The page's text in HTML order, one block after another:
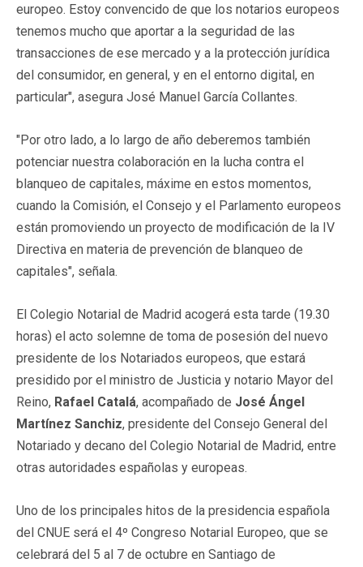
europeo. Estoy convencido de que los notarios europeos
tenemos mucho que aportar a la seguridad de las
transacciones de ese mercado y a la protección jurídica
del consumidor, en general, y en el entorno digital, en
particular", asegura José Manuel García Collantes.
"Por otro lado, a lo largo de año deberemos también
potenciar nuestra colaboración en la lucha contra el
blanqueo de capitales, máxime en estos momentos,
cuando la Comisión, el Consejo y el Parlamento europeos
están promoviendo un proyecto de modificación de la IV
Directiva en materia de prevención de blanqueo de
capitales", señala.
El Colegio Notarial de Madrid acogerá esta tarde (19.30
horas) el acto solemne de toma de posesión del nuevo
presidente de los Notariados europeos, que estará
presidido por el ministro de Justicia y notario Mayor del
Reino, Rafael Catalá, acompañado de José Ángel
Martínez Sanchiz, presidente del Consejo General del
Notariado y decano del Colegio Notarial de Madrid, entre
otras autoridades españolas y europeas.
Uno de los principales hitos de la presidencia española
del CNUE será el 4º Congreso Notarial Europeo, que se
celebrará del 5 al 7 de octubre en Santiago de